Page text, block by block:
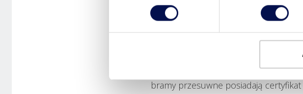
Produkty DOMOFERM spełniają
bramy przesuwne posiadają